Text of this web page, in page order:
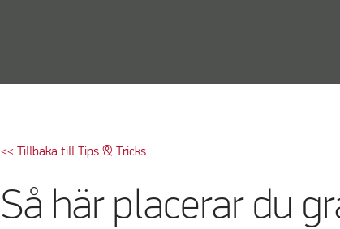
<< Tillbaka till Tips & Tricks
Så här placerar du